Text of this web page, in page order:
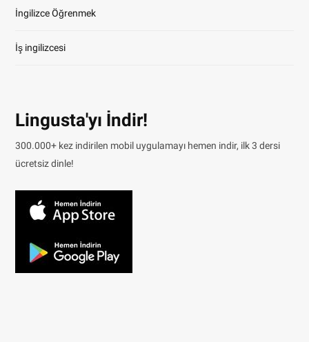
İngilizce Öğrenmek
İş ingilizcesi
Lingusta'yı İndir!
300.000+ kez indirilen mobil uygulamayı hemen indir, ilk 3 dersi
ücretsiz dinle!